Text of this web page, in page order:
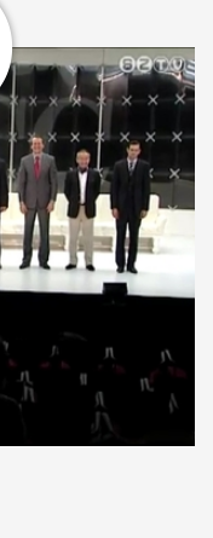
Weöres Sándor
Szent György és a
előtt
14-es évadban
folyóirat pedig
forintos jutalmat ad a